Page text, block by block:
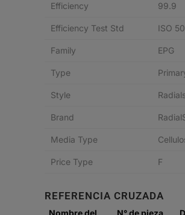
Efficiency 99.9
Efficiency Test Std ISO
Family EPG
Type
Style
Brand
Media Type
Price Type F
REFERENCIA CRUZADA
Nombre del
N° de pieza